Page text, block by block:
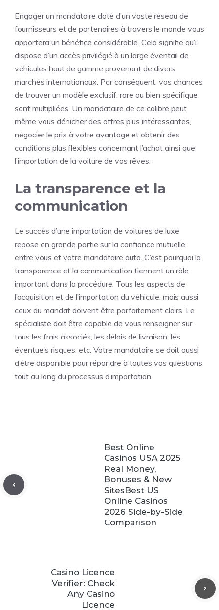
Engager un mandataire doté d’un vaste réseau de
fournisseurs et de partenaires à travers le monde vous
apportera un bénéfice considérable. Cela signifie qu’il
dispose d’un accès privilégié à un large éventail de
véhicules haut de gamme provenant de divers
marchés internationaux. Par conséquent, vos chances
de trouver un modèle exclusif, rare ou bien spécifique
sont multipliées. Un mandataire de ce calibre peut
même vous dénicher des offres plus intéressantes,
négocier le prix à votre avantage et obtenir des
conditions plus flexibles concernant l’achat ainsi que
l’importation de la voiture de vos rêves.
La transparence et la
communication
Le succès d’une importation de voitures de luxe
repose en grande partie sur la confiance mutuelle,
entre vous et votre mandataire auto. C’est pourquoi la
transparence et la communication tiennent un rôle
important dans la procédure. Tous les aspects de
l’acquisition et de l’importation du véhicule, mais aussi
ceux du mandat doivent être parfaitement clairs. Le
spécialiste doit être capable de vous renseigner sur
tous les frais associés, les délais de livraison, les
éventuels risques, etc. Votre mandataire se doit aussi
d’être disponible pour répondre à toutes vos questions
tout au long du processus d’importation.
Best Online
Casinos USA 2025
Real Money,
Bonuses & New
SitesBest US
Online Casinos
2026 Side-by-Side
Comparison
Casino Licence
Verifier: Check
Any Casino
Licence